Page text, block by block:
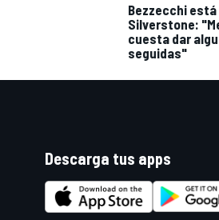
Bezzecchi
Silverstone:
cuesta dar
seguidas"
Descarga tus apps